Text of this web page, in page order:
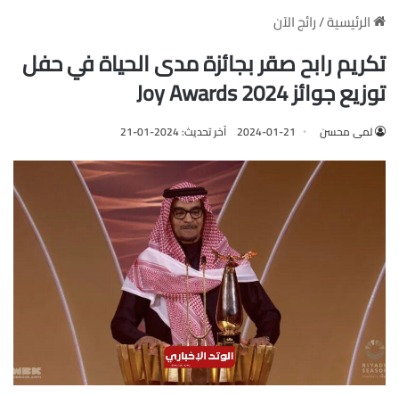
الرئيسية/رائج الآن
تكريم رابح صقر بجائزة مدى الحياة في حفل
توزيع جوائز Joy Awards 2024
لمى محسن 2024-01-21 آخر تحديث: 2024-01-21